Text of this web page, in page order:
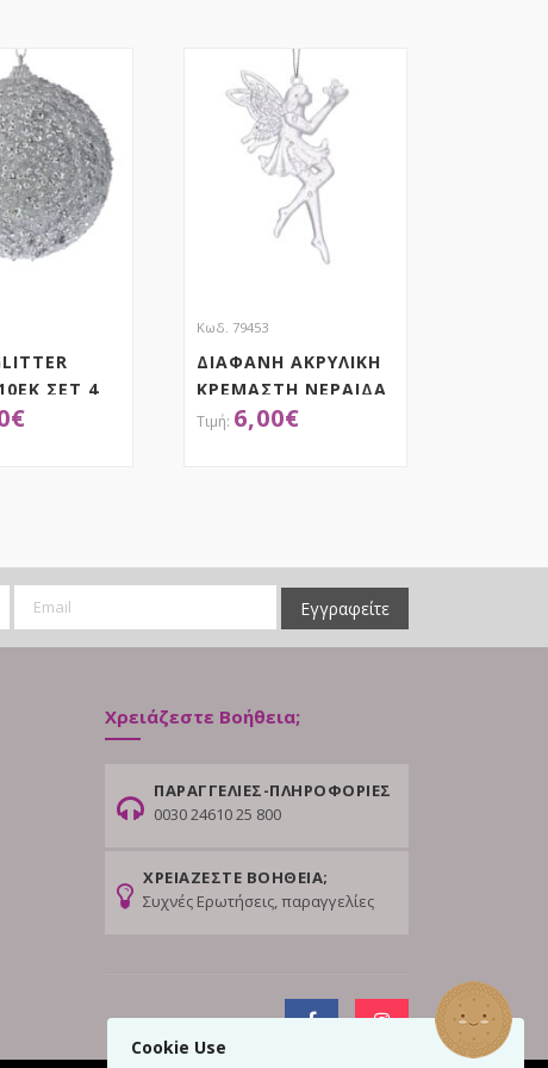
Cookie Use
ΣΕΤ 4
€
Κωδ. 79453
ΔΙΑΦΑΝΗ ΑΚΡΥΛΙΚΗ
ΚΡΕΜΑΣΤΗ ΝΕΡΑΙΔΑ
ΣΕΤ 6 15ΕΚ
6,00€
Εγγραφείτε
Χρειάζεστε Βοήθεια;
ΠΑΡΑΓΓΕΛΙΕΣ-ΠΛΗΡΟΦΟΡΙΕΣ
0030 24610 25 800
ΧΡΕΙΑΖΕΣΤΕ ΒΟΗΘΕΙΑ;
Συχνές Ερωτήσεις, παραγγελίες